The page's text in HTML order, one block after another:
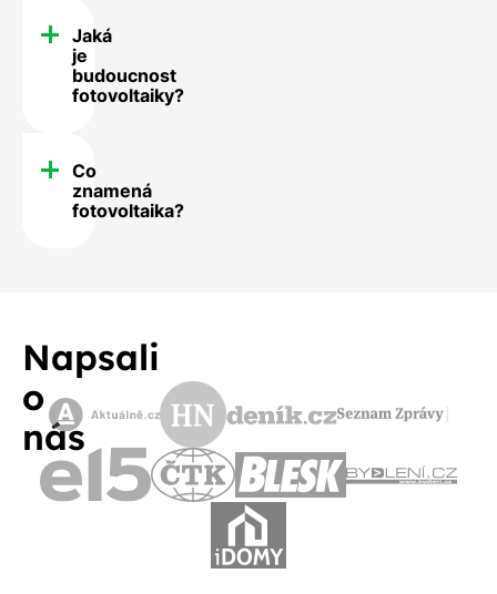
Jaká
je
budoucnost
fotovoltaiky?
Co
znamená
fotovoltaika?
Napsali
o
nás